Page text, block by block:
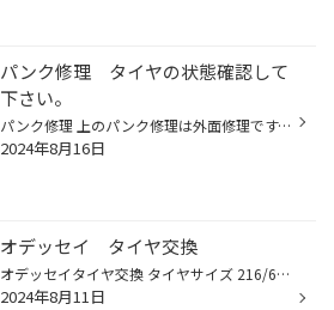
パンク修理 タイヤの状態確認して
下さい。
パンク修理 上のパンク修理は外面修理です。 一般的によく行うパンク修理です。 タイヤの内側の状態を確認をせずに、 タイヤの外側からの修理です。 短時間で修理ができるメリットがあります。 パンクしたタイヤ パンクした場合、タイヤ内圧が少なく 走行した場合に、タイヤのサイド部に 画像のよう...
2024年8月16日
オデッセイ タイヤ交換
オデッセイタイヤ交換 タイヤサイズ 216/60R16 タイヤパターン プレイズ PX-RVⅡ タイヤ交換後 アライメント測定調整しました。 アライメント調整する事により、タイヤ本来の性能が発揮します。 タイヤも長持ちで、オススメです。
2024年8月11日